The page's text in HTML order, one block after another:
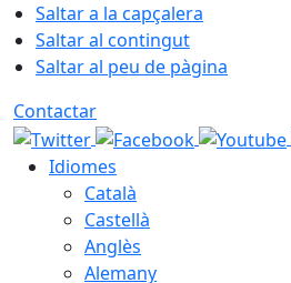
Saltar a la capçalera
Saltar al contingut
Saltar al peu de pàgina
Contactar
Idiomes
Català
Castellà
Anglès
Alemany